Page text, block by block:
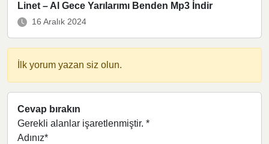
Linet – Al Gece Yarılarımı Benden Mp3 İndir
16 Aralık 2024
İlk yorum yazan siz olun.
Cevap bırakın
Gerekli alanlar işaretlenmiştir. *
Adınız*